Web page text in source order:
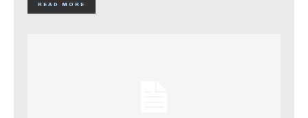
READ MORE